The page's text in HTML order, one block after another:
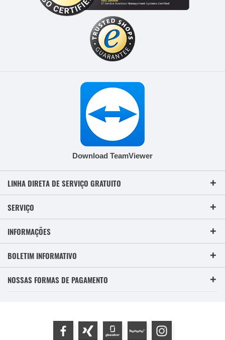
Download TeamViewer
LINHA DIRETA DE SERVIÇO GRATUITO
SERVIÇO
INFORMAÇÕES
BOLETIM INFORMATIVO
NOSSAS FORMAS DE PAGAMENTO